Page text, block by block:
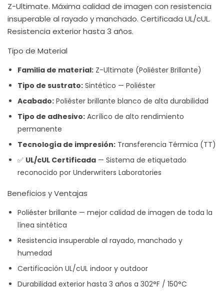
Z-Ultimate. Máxima calidad de imagen con resistencia
insuperable al rayado y manchado. Certificada UL/cUL.
Resistencia exterior hasta 3 años.
Tipo de Material
Familia de material: Z-Ultimate (Poliéster Brillante)
Tipo de sustrato: Sintético — Poliéster
Acabado: Poliéster brillante blanco de alta durabilidad
Tipo de adhesivo: Acrílico de alto rendimiento
permanente
Tecnología de impresión: Transferencia Térmica (TT)
✅ UL/cUL Certificada — Sistema de etiquetado
reconocido por Underwriters Laboratories
Beneficios y Ventajas
Poliéster brillante — mejor calidad de imagen de toda la
línea sintética
Resistencia insuperable al rayado, manchado y
humedad
Certificación UL/cUL indoor y outdoor
Durabilidad exterior hasta 3 años a 302°F / 150°C